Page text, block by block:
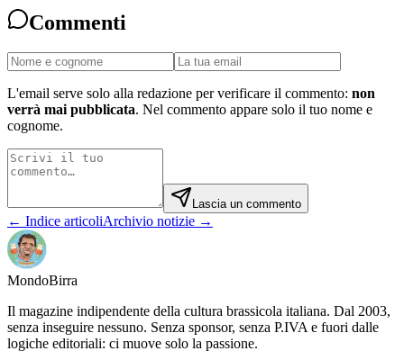
Commenti
L'email serve solo alla redazione per verificare il commento: non
verrà mai pubblicata. Nel commento appare solo il tuo nome e
cognome.
Lascia un commento
← Indice articoliArchivio notizie →
MondoBirra
Il magazine indipendente della cultura brassicola italiana. Dal 2003,
senza inseguire nessuno. Senza sponsor, senza P.IVA e fuori dalle
logiche editoriali: ci muove solo la passione.